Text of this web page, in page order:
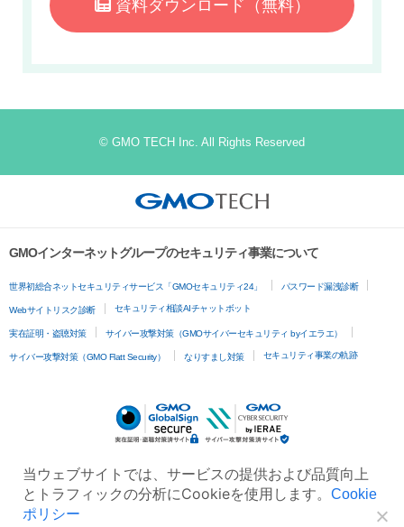
資料ダウンロード （無料）
© GMO TECH Inc. All Rights Reserved
GMOインターネットグループのセキュリティ事業について
世界初総合ネットセキュリティサービス「GMOセキュリティ24」 パスワード漏洩診断
Webサイトリスク診断 セキュリティ相談AIチャットボット
実在証明・盗聴対策 サイバー攻撃対策（GMOサイバーセキュリティ byイエラエ）
サイバー攻撃対策（GMO Flatt Security） なりすまし対策 セキュリティ事業の軌跡
当ウェブサイトでは、サービスの提供および品質向上
とトラフィックの分析にCookieを使用します。 Cookie
ポリシー